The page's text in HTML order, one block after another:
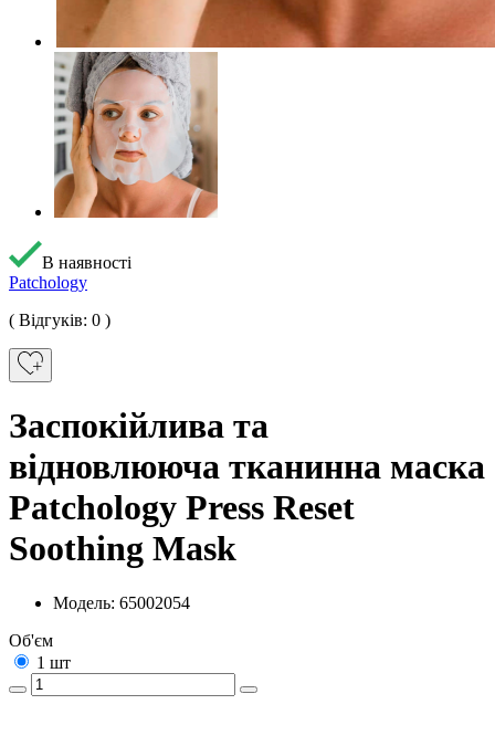
В наявності
Patchology
( Відгуків: 0 )
Заспокійлива та
відновлююча тканинна маска
Patchology Press Reset
Soothing Mask
Модель: 65002054
Об'єм
1 шт